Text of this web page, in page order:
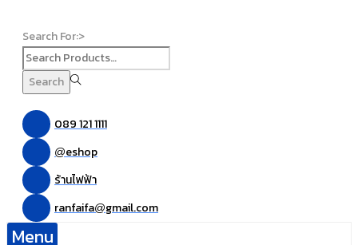
Search For:>
Search
089 121 1111
@eshop
ร้านไฟฟ้า
ranfaifa@gmail.com
Menu